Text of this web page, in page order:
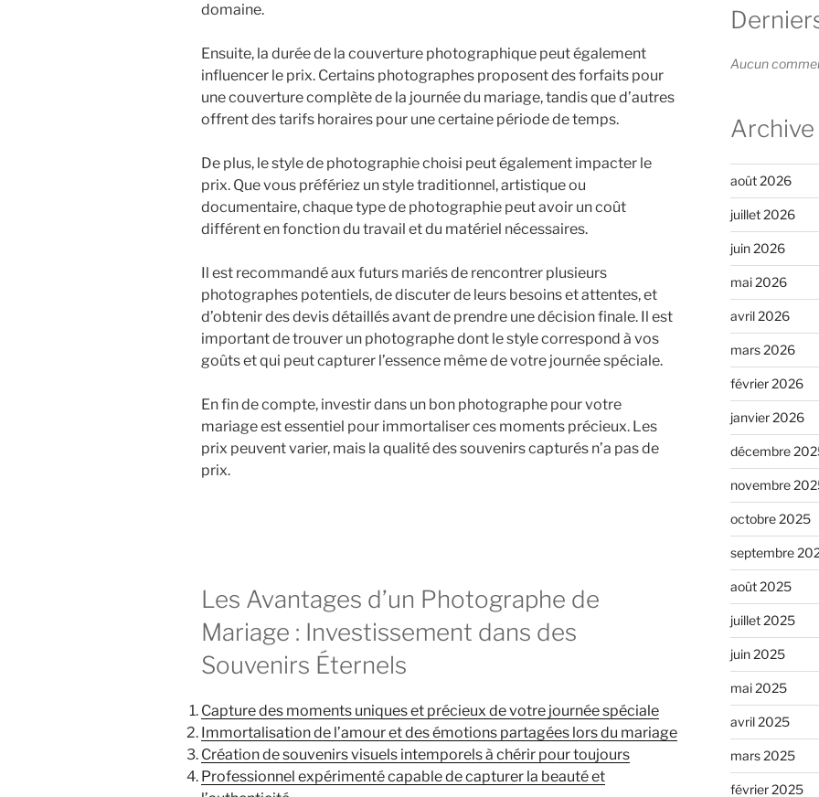
domaine.
Ensuite, la durée de la couverture photographique peut également
influencer le prix. Certains photographes proposent des forfaits pour
une couverture complète de la journée du mariage, tandis que d’autres
offrent des tarifs horaires pour une certaine période de temps.
De plus, le style de photographie choisi peut également impacter le
prix. Que vous préfériez un style traditionnel, artistique ou
documentaire, chaque type de photographie peut avoir un coût
différent en fonction du travail et du matériel nécessaires.
Il est recommandé aux futurs mariés de rencontrer plusieurs
photographes potentiels, de discuter de leurs besoins et attentes, et
d’obtenir des devis détaillés avant de prendre une décision finale. Il est
important de trouver un photographe dont le style correspond à vos
goûts et qui peut capturer l’essence même de votre journée spéciale.
En fin de compte, investir dans un bon photographe pour votre
mariage est essentiel pour immortaliser ces moments précieux. Les
prix peuvent varier, mais la qualité des souvenirs capturés n’a pas de
prix.
Les Avantages d’un Photographe de
Mariage : Investissement dans des
Souvenirs Éternels
Capture des moments uniques et précieux de votre journée spéciale
Immortalisation de l’amour et des émotions partagées lors du mariage
Création de souvenirs visuels intemporels à chérir pour toujours
Professionnel expérimenté capable de capturer la beauté et
Aucun
Archive
août 2026
juillet 2026
juin 2026
mai 2026
avril 2026
mars 2026
février 2026
janvier 2026
décembre
novembre
octobre 2025
septembre
août 2025
juillet 2025
juin 2025
mai 2025
avril 2025
mars 2025
février 2025